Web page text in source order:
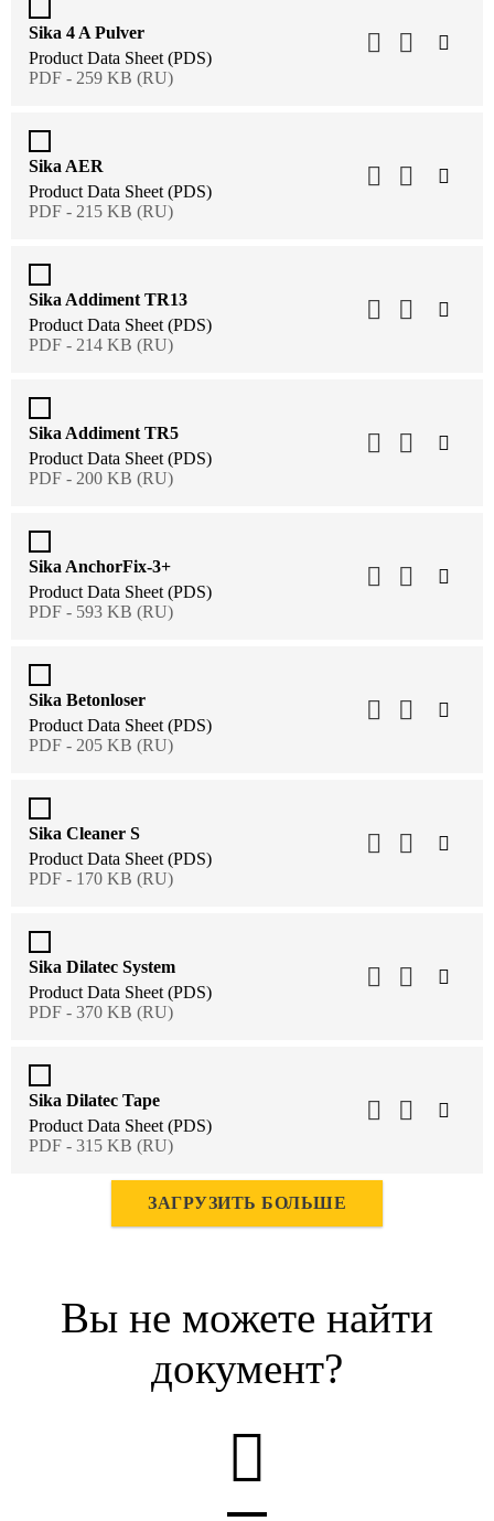
Sika 4 A Pulver
Product Data Sheet (PDS)
PDF - 259 KB (RU)
Sika AER
Product Data Sheet (PDS)
PDF - 215 KB (RU)
Sika Addiment TR13
Product Data Sheet (PDS)
PDF - 214 KB (RU)
Sika Addiment TR5
Product Data Sheet (PDS)
PDF - 200 KB (RU)
Sika AnchorFix-3+
Product Data Sheet (PDS)
PDF - 593 KB (RU)
Sika Betonloser
Product Data Sheet (PDS)
PDF - 205 KB (RU)
Sika Cleaner S
Product Data Sheet (PDS)
PDF - 170 KB (RU)
Sika Dilatec System
Product Data Sheet (PDS)
PDF - 370 KB (RU)
Sika Dilatec Tape
Product Data Sheet (PDS)
PDF - 315 KB (RU)
ЗАГРУЗИТЬ БОЛЬШЕ
Вы не можете найти
документ?